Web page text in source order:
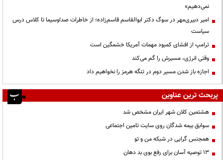
نمی‌دهیم»
امیر دبیری‌مهر در سوگ دکتر ابوالقاسم قاسم‌زاده؛ از خاطرات صداوسیما تا کلاس درس
سیاست
ترامپ از افشای کمبود مهمات آمریکا خشمگین است
وقتی انرژی، مسیرش را گم می‌کند
اجازه باز شدن مسیر دوم در تنگه هرمز را نخواهیم داد
پربحث ترین عناوین
هشتمین کلان شهر ایران مشخص شد
سوابق بیمه شدگان روی سایت تامین اجتماعی
همجنس گرایی در شبکه من و تو
13 توصیه آسان برای رفع بوی بد دهان